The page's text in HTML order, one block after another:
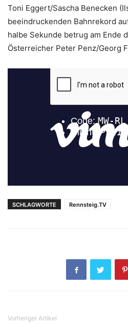
Toni Eggert/Sascha Benecken
beeindruckenden Bahnrekord
halbe Sekunde betrug am Ende
Österreicher Peter Penz/Georg
SCHLAGWORTE Rennsteig.TV
Vorheriger Artikel